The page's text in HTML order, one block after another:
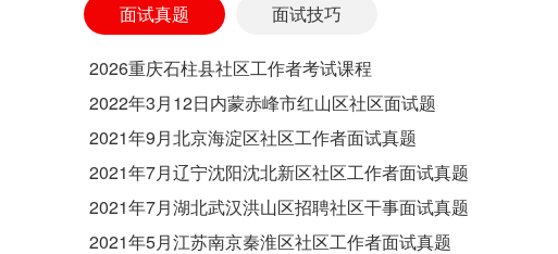
面试真题 面试技巧
2026重庆石柱县社区工作者考试课程
2022年3月12日内蒙赤峰市红山区社区面试题
2021年9月北京海淀区社区工作者面试真题
2021年7月辽宁沈阳沈北新区社区工作者面试真题
2021年7月湖北武汉洪山区招聘社区干事面试真题
2021年5月江苏南京秦淮区社区工作者面试真题